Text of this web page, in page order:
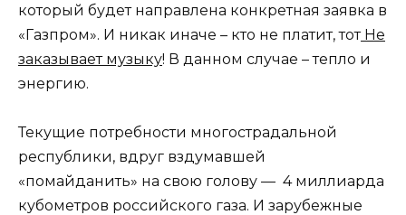
который будет направлена конкретная заявка в
«Газпром». И никак иначе – кто не платит, тотНе
заказывает музыку! В данном случае – тепло и
энергию.
Текущие потребности многострадальной
республики, вдруг вздумавшей
«помайданить» на свою голову — 4 миллиарда
кубометров российского газа. И зарубежные